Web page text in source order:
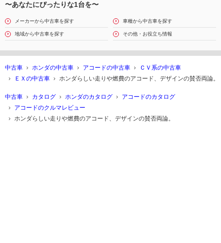
〜あなたにぴったりな1台を〜
メーカーから中古車を探す 車種から中古車を探す
地域から中古車を探す その他・お役立ち情報
中古車 ホンダの中古車 アコードの中古車
ＣＶ系の中古車
ＥＸの中古車
ホンダらしい走りや燃費のアコード、デザインの賛否両論。
中古車 カタログ ホンダのカタログ
アコードのカタログ
アコードのクルマレビュー
ホンダらしい走りや燃費のアコード、デザインの賛否両論。